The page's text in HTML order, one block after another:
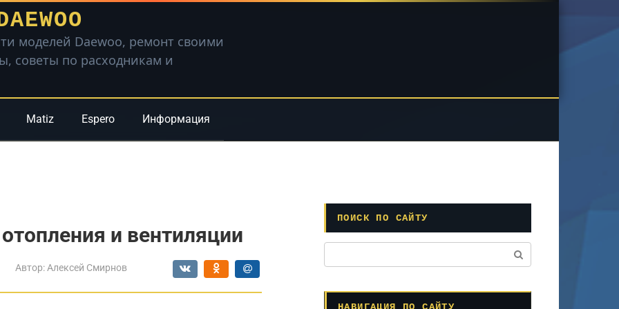
моделей Daewoo, ремонт своими
советы по расходникам и
Matiz Espero Информация
и вентиляции
Автор: Алексей Смирнов
ПОИСК ПО САЙТУ